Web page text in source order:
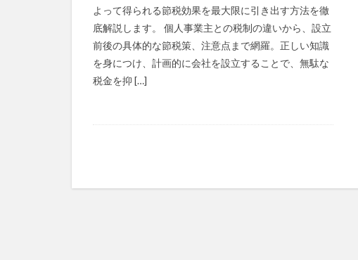
よって得られる節税効果を最大限に引き出す方法を徹
底解説します。 個人事業主との税制の違いから、設立
前後の具体的な節税策、注意点まで網羅。正しい知識
を身につけ、計画的に会社を設立することで、無駄な
税金を抑 […]